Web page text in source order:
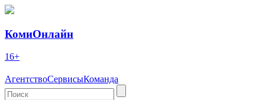
КомиОнлайн
16+
АгентствоСервисыКоманда